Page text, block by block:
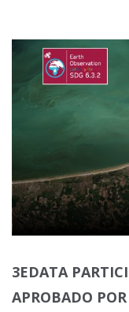
3EDATA
APROBADO